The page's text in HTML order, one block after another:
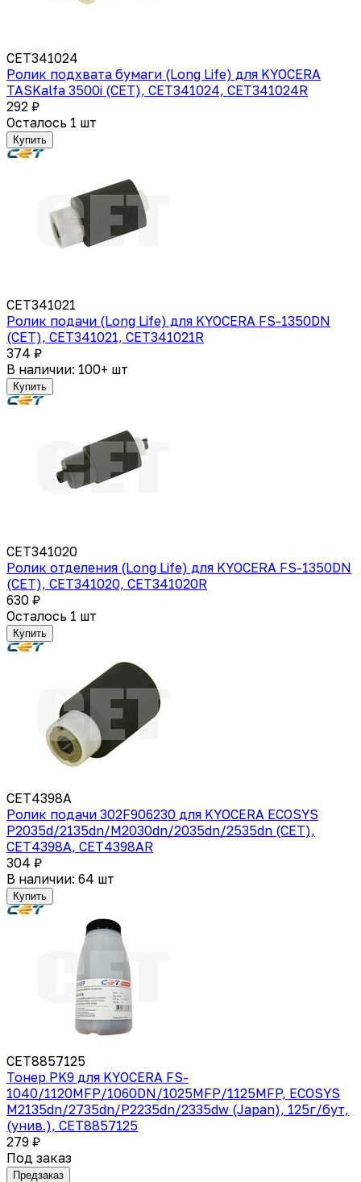
CET341024
Ролик подхвата бумаги (Long Life) для KYOCERA
TASKalfa 3500i (CET), CET341024, CET341024R
292 ₽
Осталось 1 шт
Купить
CET341021
Ролик подачи (Long Life) для KYOCERA FS-1350DN
(CET), CET341021, CET341021R
374 ₽
В наличии: 100+ шт
Купить
CET341020
Ролик отделения (Long Life) для KYOCERA FS-1350DN
(CET), CET341020, CET341020R
630 ₽
Осталось 1 шт
Купить
CET4398A
Ролик подачи 302F906230 для KYOCERA ECOSYS
P2035d/2135dn/M2030dn/2035dn/2535dn (CET),
CET4398A, CET4398AR
304 ₽
В наличии: 64 шт
Купить
CET8857125
Тонер PK9 для KYOCERA FS-
1040/1120MFP/1060DN/1025MFP/1125MFP, ECOSYS
M2135dn/2735dn/P2235dn/2335dw (Japan), 125г/бут,
(унив.), CET8857125
279 ₽
Под заказ
Предзаказ